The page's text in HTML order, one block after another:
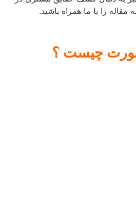
را با ما همراه باشید.
چیست ؟